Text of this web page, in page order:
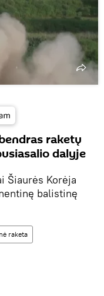
raketų
dalyje
Šiaurės Korėja
balistinę
raketa